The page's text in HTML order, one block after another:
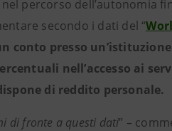
percorso dell’autonomia
secondo i dati del “
conto presso
nell’accesso ai
di reddito personale.
di fronte a questi dati” –